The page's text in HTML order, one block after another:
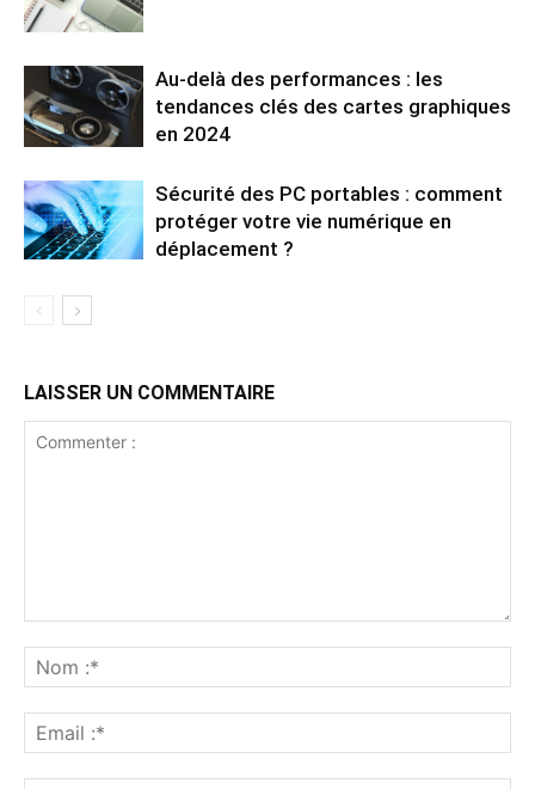
Au-delà des performances : les
tendances clés des cartes graphiques
en 2024
Sécurité des PC portables : comment
protéger votre vie numérique en
déplacement ?
LAISSER UN COMMENTAIRE